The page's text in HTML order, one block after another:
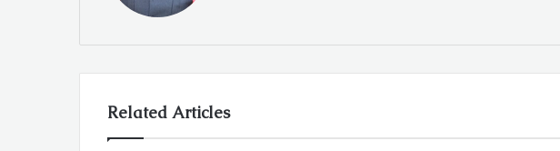
Related Articles